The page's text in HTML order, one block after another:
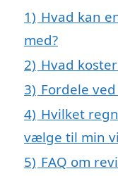
1) Hvad kan
med?
2) Hvad
3) Fordele
4) Hvilket
vælge til min
5) FAQ om